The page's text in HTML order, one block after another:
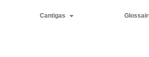
Cantigas